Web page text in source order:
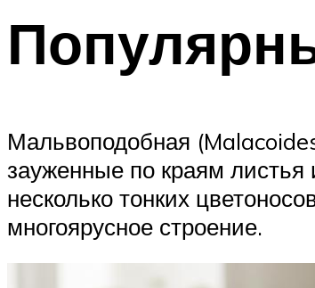
Мальвоподобная
зауженные по краям
несколько тонких
многоярусное строение.